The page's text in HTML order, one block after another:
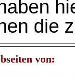
die
von: